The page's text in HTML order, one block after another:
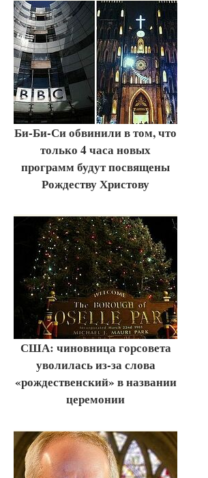
Би-Би-Си обвинили в том, что
только 4 часа новых
программ будут посвящены
Рождеству Христову
США: чиновница горсовета
уволилась из-за слова
«рождественский» в названии
церемонии